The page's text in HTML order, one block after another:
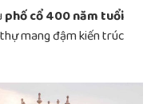
phố cổ 400 năm tuổi
mang đậm kiến trúc